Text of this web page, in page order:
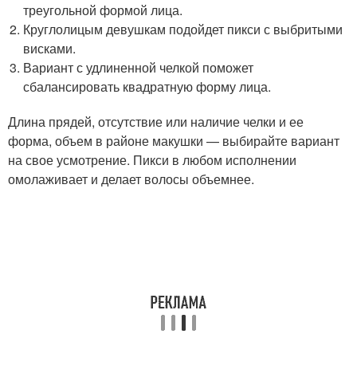
треугольной формой лица.
Круглолицым девушкам подойдет пикси с выбритыми
висками.
Вариант с удлиненной челкой поможет
сбалансировать квадратную форму лица.
Длина прядей, отсутствие или наличие челки и ее
форма, объем в районе макушки — выбирайте вариант
на свое усмотрение. Пикси в любом исполнении
омолаживает и делает волосы объемнее.